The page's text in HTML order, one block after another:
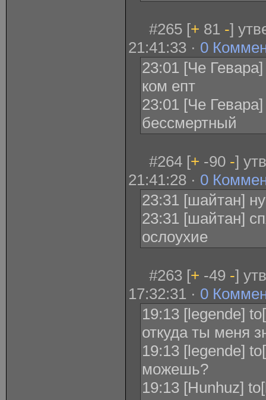
#265 [+ 81 -]
21:41:33 · 0
23:01 [Че
ком епт
23:01 [Че
бессмертный
#264 [+ -90 -]
21:41:28 · 0
23:31 [шайтан]
23:31 [шайтан]
ослоухие
#263 [+ -49 -]
17:32:31 · 0
19:13 [legende]
откуда ты меня
19:13 [legende]
можешь?
19:13 [Hunhuz]